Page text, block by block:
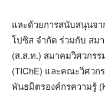
และด้วยการสนับสนุนจา
โปซิส จำกัด ร่วมกับ สม
(ส.ส.ท.) สมาคมวิศวกร
(TIChE) และคณะวิศว
พันธมิตรองค์กรความรู้